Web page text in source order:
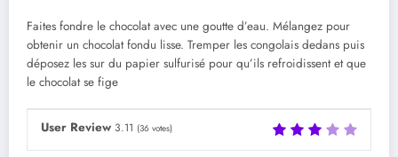
Faites fondre le chocolat avec une goutte d’eau. Mélangez pour
obtenir un chocolat fondu lisse. Tremper les congolais dedans puis
déposez les sur du papier sulfurisé pour qu’ils refroidissent et que
le chocolat se fige
User Review 3.11 (36 votes)